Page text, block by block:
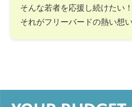
そんな若者を応援し続けたい！
それがフリーバードの熱い想い